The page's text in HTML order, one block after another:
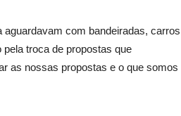
aguardavam com bandeiradas, carros
troca de propostas que
as nossas propostas e o que somos